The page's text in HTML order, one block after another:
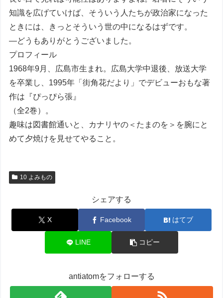
知識を広げていけば、そういう人たちが政治家になった
ときには、きっとそういう世の中になるはずです。
―どうもありがとうございました。
プロフィール
1968年9月、広島市生まれ。広島大学中退後、放送大学
を卒業し、1995年「街角花だより」でデビューおもな著
作は『ぴっぴら張』
（全2巻）。
趣味は図書館通いと、カナリヤの＜たまのを＞を腕にと
めて夕焼けを見せてやること。
10 よみもの
シェアする
X Facebook はてブ
LINE コピー
antiatomをフォローする